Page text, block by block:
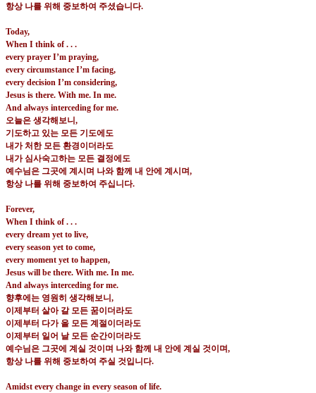
항상 나를 위해 중보하여 주셨습니다.
Today,
When I think of . . .
every prayer I’m praying,
every circumstance I’m facing,
every decision I’m considering,
Jesus is there. With me. In me.
And always interceding for me.
오늘은 생각해보니 ,
기도하고 있는 모든 기도에도
내가 처한 모든 환경이더라도
내가 심사숙고하는 모든 결정에도
예수님은 그곳에 계시며 나와 함께 내 안에 계시며,
항상 나를 위해 중보하여 주십니다.
Forever,
When I think of . . .
every dream yet to live,
every season yet to come,
every moment yet to happen,
Jesus will be there. With me. In me.
And always interceding for me.
향후에는 영원히 생각해보니 ,
이제부터 살아 갈 모든 꿈이더라도
이제부터 다가 올 모든 계절이더라도
이제부터 일어 날 모든 순간이더라도
예수님은 그곳에 계실 것이며 나와 함께 내 안에 계실 것이며,
항상 나를 위해 중보하여 주실 것입니다.
Amidst every change in every season of life.